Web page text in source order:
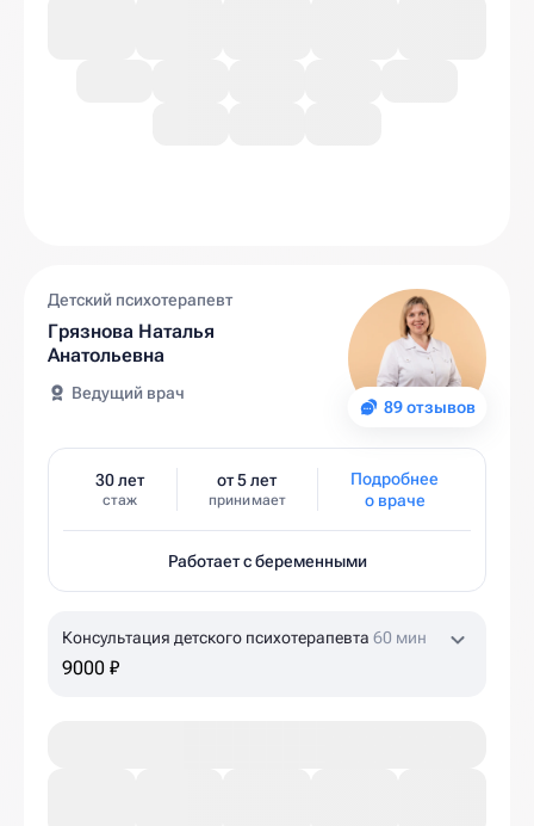
89 отзывов
Детский психотерапевт
Грязнова Наталья
Анатольевна
Ведущий врач
30 лет
стаж
от 5 лет
принимает
Подробнее
о враче
Работает с беременными
Консультация детского психотерапевта 60 мин
9000 ₽